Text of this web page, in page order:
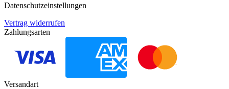
Datenschutzeinstellungen
Vertrag widerrufen
Zahlungsarten
Versandart